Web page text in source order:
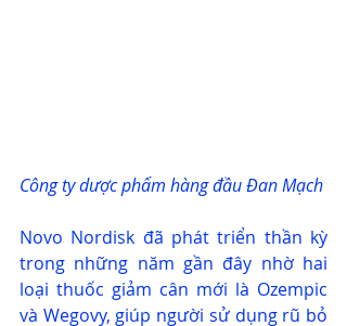
Công ty dược phẩm hàng đầu Đan Mạch
Novo Nordisk đã phát triển thần kỳ
trong những năm gần đây nhờ hai
loại thuốc giảm cân mới là Ozempic
và Wegovy, giúp người sử dụng rũ bỏ